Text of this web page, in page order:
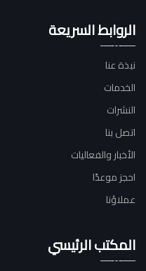
الروابط السريعة
نبذة عنا
الخدمات
النشرات
اتصل بنا
الأخبار والفعاليات
احجز موعدًا
عملاؤنا
المكتب الرئيسي